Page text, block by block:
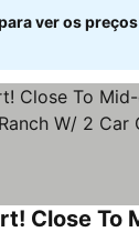
ver os preços